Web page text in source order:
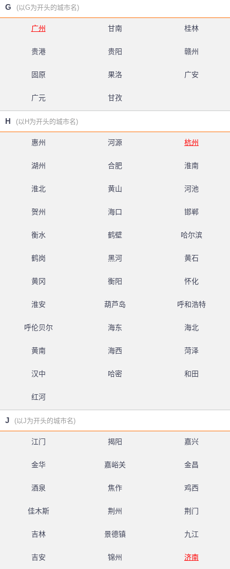
G (以G为开头的城市名)
广州 甘南 桂林
贵港 贵阳 赣州
固原 果洛 广安
广元 甘孜
H (以H为开头的城市名)
惠州 河源 杭州
湖州 合肥 淮南
淮北 黄山 河池
贺州 海口 邯郸
衡水 鹤壁 哈尔滨
鹤岗 黑河 黄石
黄冈 衡阳 怀化
淮安 葫芦岛 呼和浩特
呼伦贝尔 海东 海北
黄南 海西 菏泽
汉中 哈密 和田
红河
J (以J为开头的城市名)
江门 揭阳 嘉兴
金华 嘉峪关 金昌
酒泉 焦作 鸡西
佳木斯 荆州 荆门
吉林 景德镇 九江
吉安 锦州 济南